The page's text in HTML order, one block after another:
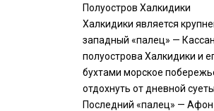
Полуостров Халкидики
Халкидики является
западный «палец» —
полуострова Халкидики и
бухтами морское
отдохнуть от дневной
Последний «палец» — Афон